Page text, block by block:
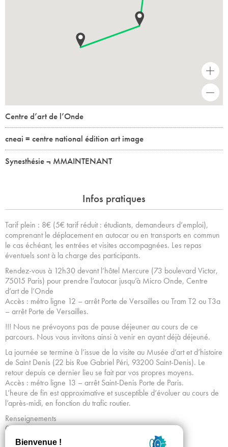
-
Centre d’art de l’Onde
cneai = centre national édition art image
Synesthésie ¬ MMAINTENANT
Infos pratiques
Tarif plein : 8€ (5€ tarif réduit : étudiants, demandeurs d’emploi),
comprenant le déplacement en autocar ou en transports en commun
le cas échéant, les entrées et visites accompagnées. Les repas
éventuels sont à la charge des participants.
Rendez-vous à 12h30 devant l’hôtel Mercure (73 boulevard Victor,
75015 Paris) pour prendre l’autocar jusqu’à Micro Onde, Centre
d’art de l’Onde
Accès : métro ligne 12 – arrêt Porte de Versailles ou Tram T2 ou T3a
– arrêt Porte de Versailles.
!!! Nous ne prévoyons pas de pause déjeuner au cours de ce
parcours. Nous vous invitons ainsi à venir en ayant déjà déjeuné.
La journée se termine à l’issue de la visite au Musée d’art et d’histoire
de Saint Denis (22 bis Rue Gabriel Péri, 93200 Saint-Denis). Le
retour depuis ce dernier lieu se fait par vos propres moyens.
Accès : métro ligne 13 – arrêt Saint-Denis Porte de Paris.
L’heure de fin est approximative et susceptible d’évoluer au cours de
l’après-midi, en fonction du trafic routier.
Renseignements
01 53 34 64 43 / taxitram@tram-idf.fr